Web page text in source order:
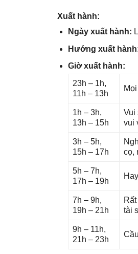
Xuất hành:
Ngày xuất hành:
Hướnɡ xuất
Giờ xuất hành:
23h – 1h,
11h – 13h
1h – 3h,
13h – 15h
Vui
vui
3h – 5h,
15h – 17h
cọ,
5h – 7h,
17h – 19h
7h – 9h,
19h – 21h
tài
9h – 11h,
21h – 23h